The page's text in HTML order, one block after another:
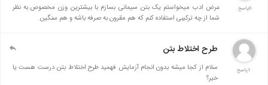
عرض ادب میخواستم یک بتن سیمانی بسازم با بیشترین وزن مخصوص.به نظر
شما از چه ترکیبی استفاده کنم که هم مقرون به صرفه باشه و هم سنگین.
طرح اختلاط بتن
سلام از کجا میشه بدون انجام آزمایش فهمید طرح اختلاط بتن درست هست یا
خیر؟